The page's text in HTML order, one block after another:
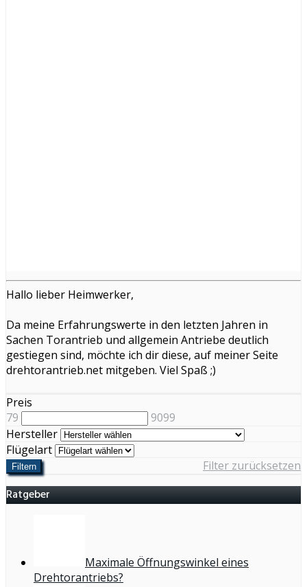
Hallo lieber Heimwerker,
Da meine Erfahrungswerte in den letzten Jahren in
Sachen Torantrieb und allgemein Antriebe deutlich
gestiegen sind, möchte ich dir diese, auf meiner Seite
drehtorantrieb.net mitgeben. Viel Spaß ;)
Preis
79
9099
Hersteller
Flügelart
Filter zurücksetzen
Filtern
Ratgeber
Maximale Öffnungswinkel eines
Drehtorantriebs?